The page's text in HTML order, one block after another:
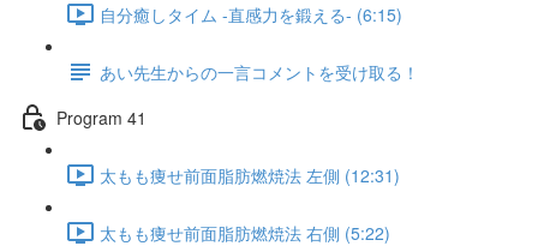
自分癒しタイム -直感力を鍛える- (6:15)
あい先生からの一言コメントを受け取る！
Program 41
太もも痩せ前面脂肪燃焼法 左側 (12:31)
太もも痩せ前面脂肪燃焼法 右側 (5:22)